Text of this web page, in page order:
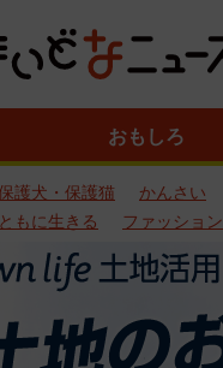
おもしろ
護犬・保護猫 かんさい
ともに生きる
ファッション